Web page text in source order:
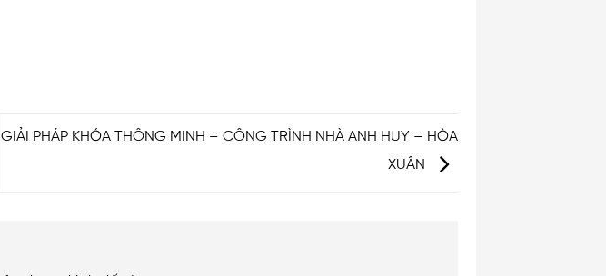
GIẢI PHÁP KHÓA THÔNG MINH – CÔNG TRÌNH NHÀ ANH HUY – HÒA
XUÂN